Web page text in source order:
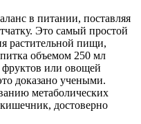
в питании, поставляя
Это самый простой
растительной пищи,
объемом 250 мл
или овощей
доказано учеными.
метаболических
достоверно